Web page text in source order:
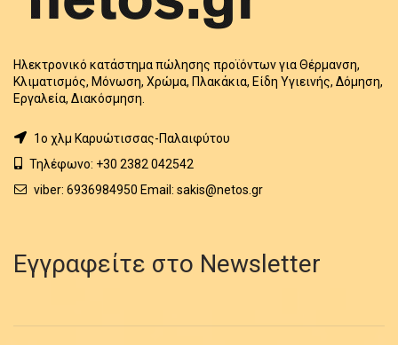
Ηλεκτρονικό κατάστημα πώλησης προϊόντων για Θέρμανση,
Κλιματισμός, Μόνωση, Χρώμα, Πλακάκια, Είδη Υγιεινής, Δόμηση,
Εργαλεία, Διακόσμηση.
1o χλμ Καρυώτισσας-Παλαιφύτου
Τηλέφωνο: +30 2382 042542
viber: 6936984950 Email: sakis@netos.gr
Εγγραφείτε στο Newsletter